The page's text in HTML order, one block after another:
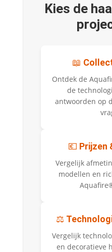
Kies de
📖
Ontdek de
de
antwoorden op
💶 Prijzen
Vergelijk
modellen en
⚖️
Vergelijk
en decoratieve